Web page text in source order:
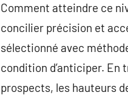
Comment atteindre ce
concilier précision et
sélectionné avec
condition d’anticiper. En
prospects, les hauteurs